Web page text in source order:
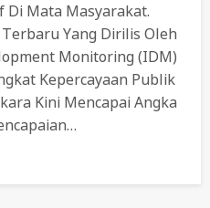
Mata Masyarakat.
Yang Dirilis Oleh
Monitoring (IDM)
Kepercayaan Publik
Kini Mencapai Angka